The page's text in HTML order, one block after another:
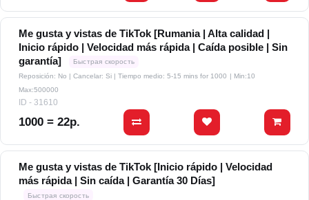
Me gusta y vistas de TikTok [Rumania | Alta calidad |
Inicio rápido | Velocidad más rápida | Caída posible | Sin
garantía]
Быстрая скорость
Reposición: No | Cancelar: Si | Tiempo medio: 5-15 mins for 1000 | Min:10
Max:500000
ID - 31610
1000 = 22р.
Me gusta y vistas de TikTok [Inicio rápido | Velocidad
más rápida | Sin caída | Garantía 30 Días]
Быстрая скорость